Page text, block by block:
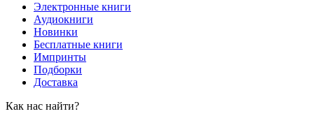
Электронные книги
Аудиокниги
Новинки
Бесплатные книги
Импринты
Подборки
Доставка
Как нас найти?